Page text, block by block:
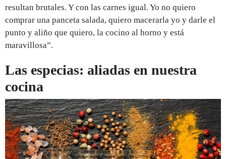
resultan brutales. Y con las carnes igual. Yo no quiero
comprar una panceta salada, quiero macerarla yo y darle el
punto y aliño que quiero, la cocino al horno y está
maravillosa”.
Las especias: aliadas en nuestra
cocina